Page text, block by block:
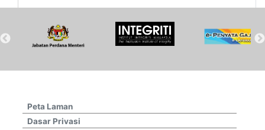
Peta Laman
Dasar Privasi